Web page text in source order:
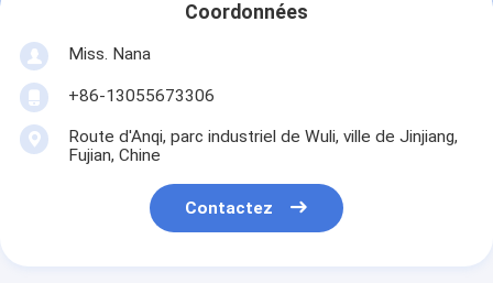
Coordonnées
Miss. Nana
+86-13055673306
Route d'Anqi, parc industriel de Wuli, ville de Jinjiang,
Fujian, Chine
Contactez